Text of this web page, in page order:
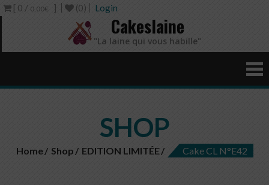
[ 0 / 0,00€ ] (0) Login
Cakeslaine
"La laine qui vous habille"
SHOP
Home Shop EDITION LIMITÉE Cake CL N°E42